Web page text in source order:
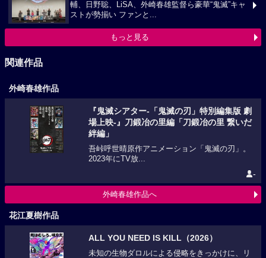
輔、日野聡、LiSA、外崎春雄監督ら豪華“鬼滅”キャ
ストが勢揃い ファンと...
もっと見る
関連作品
外崎春雄作品
『鬼滅シアター-「鬼滅の刃」特別編集版 劇
場上映-』刀鍛冶の里編「刀鍛冶の里 繋いだ
絆編」
吾峠呼世晴原作アニメーション「鬼滅の刃」。
2023年にTV放...
-
外崎春雄作品へ
花江夏樹作品
ALL YOU NEED IS KILL（2026）
未知の生物ダロルによる侵略をきっかけに、リ